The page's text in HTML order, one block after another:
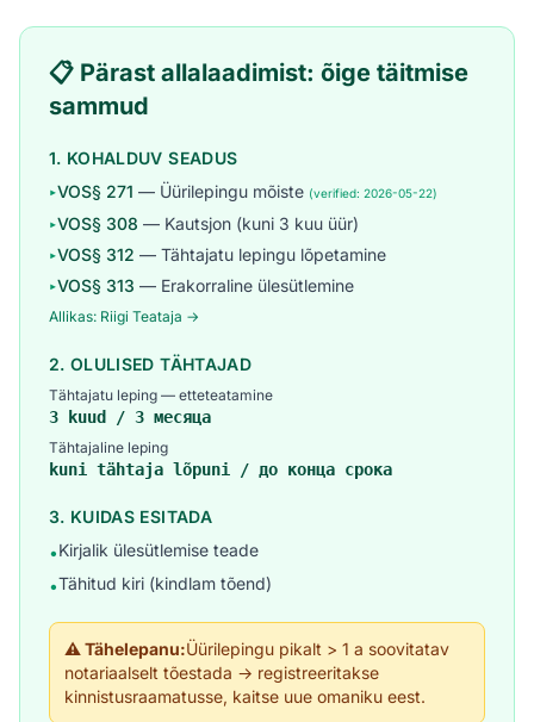
📋 Pärast allalaadimist: õige täitmise
sammud
1. KOHALDUV SEADUS
▸VOS§ 271 — Üürilepingu mõiste (verified: 2026-05-22)
▸VOS§ 308 — Kautsjon (kuni 3 kuu üür)
▸VOS§ 312 — Tähtajatu lepingu lõpetamine
▸VOS§ 313 — Erakorraline ülesütlemine
Allikas: Riigi Teataja →
2. OLULISED TÄHTAJAD
Tähtajatu leping — etteteatamine
3 kuud / 3 месяца
Tähtajaline leping
kuni tähtaja lõpuni / до конца срока
3. KUIDAS ESITADA
•Kirjalik ülesütlemise teade
•Tähitud kiri (kindlam tõend)
⚠️ Tähelepanu:Üürilepingu pikalt > 1 a soovitatav
notariaalselt tõestada → registreeritakse
kinnistusraamatusse, kaitse uue omaniku eest.